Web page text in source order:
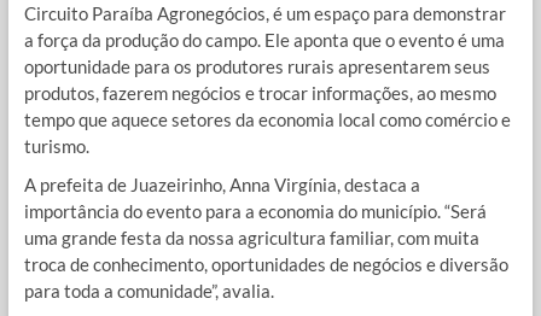
Circuito Paraíba Agronegócios, é um espaço para demonstrar
a força da produção do campo. Ele aponta que o evento é uma
oportunidade para os produtores rurais apresentarem seus
produtos, fazerem negócios e trocar informações, ao mesmo
tempo que aquece setores da economia local como comércio e
turismo.
A prefeita de Juazeirinho, Anna Virgínia, destaca a
importância do evento para a economia do município. “Será
uma grande festa da nossa agricultura familiar, com muita
troca de conhecimento, oportunidades de negócios e diversão
para toda a comunidade”, avalia.